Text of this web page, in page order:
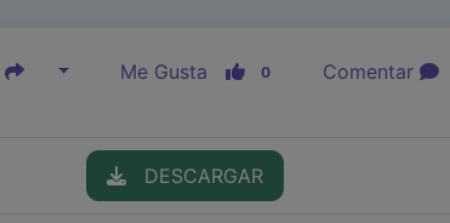
Me Gusta 0 Comentar
DESCARGAR